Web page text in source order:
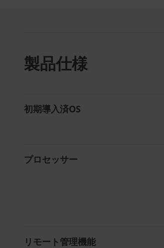
製品仕様
初期導入済OS
プロセッサー
リモート管理機能